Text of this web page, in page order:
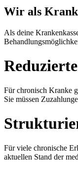
Wir als
Als deine
Für chronisch Kranke
Sie müssen
Für viele chronische
aktuellen Stand der